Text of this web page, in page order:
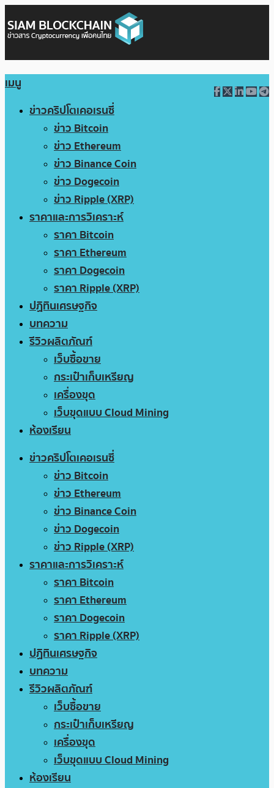
เมนู
ข่าวคริปโตเคอเรนซี่
ข่าว Bitcoin
ข่าว Ethereum
ข่าว Binance Coin
ข่าว Dogecoin
ข่าว Ripple (XRP)
ราคาและการวิเคราะห์
ราคา Bitcoin
ราคา Ethereum
ราคา Dogecoin
ราคา Ripple (XRP)
ปฏิทินเศรษฐกิจ
บทความ
รีวิวผลิตภัณฑ์
เว็บซื้อขาย
กระเป๋าเก็บเหรียญ
เครื่องขุด
เว็บขุดแบบ Cloud Mining
ห้องเรียน
ข่าวคริปโตเคอเรนซี่
ข่าว Bitcoin
ข่าว Ethereum
ข่าว Binance Coin
ข่าว Dogecoin
ข่าว Ripple (XRP)
ราคาและการวิเคราะห์
ราคา Bitcoin
ราคา Ethereum
ราคา Dogecoin
ราคา Ripple (XRP)
ปฏิทินเศรษฐกิจ
บทความ
รีวิวผลิตภัณฑ์
เว็บซื้อขาย
กระเป๋าเก็บเหรียญ
เครื่องขุด
เว็บขุดแบบ Cloud Mining
ห้องเรียน